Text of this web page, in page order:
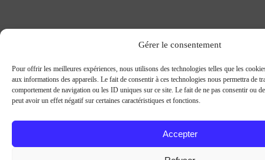
Gérer le consentement
Pour offrir les meilleures expériences, nous utilisons des technologies telles que les
aux informations des appareils. Le fait de consentir à ces technologies nous permettra de
comportement de navigation ou les ID uniques sur ce site. Le fait de ne pas consentir ou
peut avoir un effet négatif sur certaines caractéristiques et fonctions.
Accepter